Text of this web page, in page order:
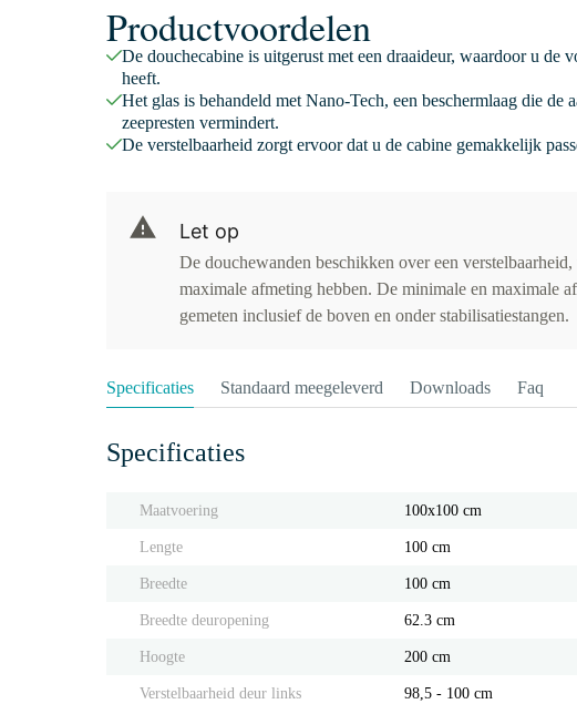
Productvoordelen
De douchecabine is uitgerust met een draaideur, waardoor u de
heeft.
Het glas is behandeld met Nano-Tech, een beschermlaag die de
zeepresten vermindert.
De verstelbaarheid zorgt ervoor dat u de cabine gemakkelijk
Let op
De douchewanden beschikken over een
maximale afmeting hebben. De minimale en maximale
gemeten inclusief de boven en onder stabilisatiestangen.
Specificaties Standaard meegeleverd Downloads Faq
Specificaties
Maatvoering 100x100 cm
Lengte 100 cm
Breedte 100 cm
Breedte deuropening 62.3 cm
Hoogte 200 cm
Verstelbaarheid deur links 98,5 - 100 cm